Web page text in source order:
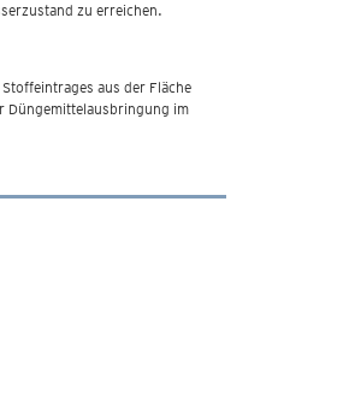
zu erreichen.
aus der Fläche
Düngemittelausbringung im